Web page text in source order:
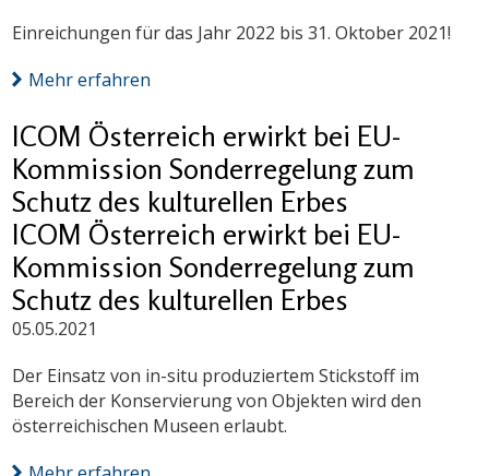
Einreichungen für das Jahr 2022 bis 31. Oktober 2021!
Mehr erfahren
ICOM Österreich erwirkt bei EU-
Kommission Sonderregelung zum
Schutz des kulturellen Erbes
ICOM Österreich erwirkt bei EU-
Kommission Sonderregelung zum
Schutz des kulturellen Erbes
05.05.2021
Der Einsatz von in-situ produziertem Stickstoff im
Bereich der Konservierung von Objekten wird den
österreichischen Museen erlaubt.